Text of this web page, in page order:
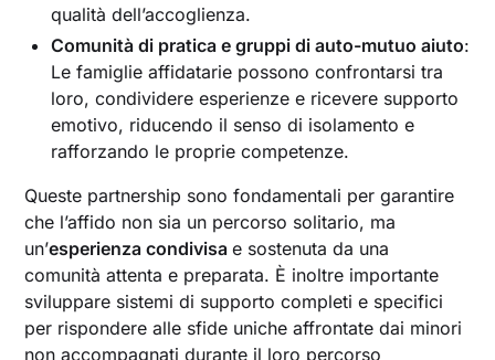
qualità dell’accoglienza.
Comunità di pratica e gruppi di auto-mutuo aiuto:
Le famiglie affidatarie possono confrontarsi tra
loro, condividere esperienze e ricevere supporto
emotivo, riducendo il senso di isolamento e
rafforzando le proprie competenze.
Queste partnership sono fondamentali per garantire
che l’affido non sia un percorso solitario, ma
un’esperienza condivisae sostenuta da una
comunità attenta e preparata. È inoltre importante
sviluppare sistemi di supporto completi e specifici
per rispondere alle sfide uniche affrontate dai minori
non accompagnati durante il loro percorso